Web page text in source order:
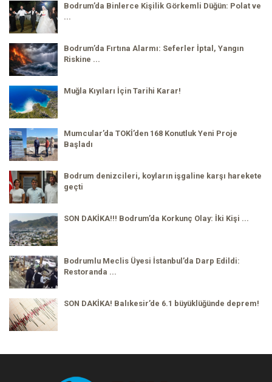
Bodrum’da Binlerce Kişilik Görkemli Düğün: Polat ve
...
Bodrum’da Fırtına Alarmı: Seferler İptal, Yangın
Riskine ...
Muğla Kıyıları İçin Tarihi Karar!
Mumcular’da TOKİ’den 168 Konutluk Yeni Proje
Başladı
Bodrum denizcileri, koyların işgaline karşı harekete
geçti
SON DAKİKA!!! Bodrum’da Korkunç Olay: İki Kişi ...
Bodrumlu Meclis Üyesi İstanbul’da Darp Edildi:
Restoranda ...
SON DAKİKA! Balıkesir’de 6.1 büyüklüğünde deprem!